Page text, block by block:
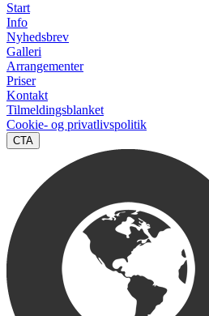
Start
Info
Nyhedsbrev
Galleri
Arrangementer
Priser
Kontakt
Tilmeldingsblanket
Cookie- og privatlivspolitik
CTA